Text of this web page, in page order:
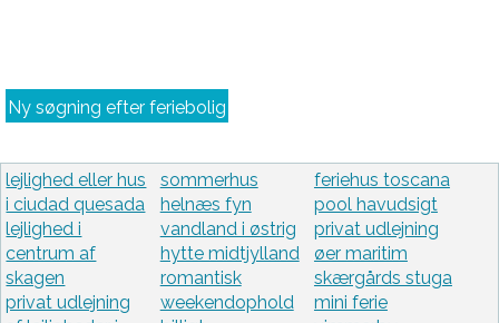
Ny søgning efter feriebolig
lejlighed eller hus
i ciudad quesada
lejlighed i
centrum af
skagen
privat udlejning
sommerhus
helnæs fyn
vandland i østrig
hytte midtjylland
romantisk
weekendophold
feriehus toscana
pool havudsigt
privat udlejning
øer maritim
skærgårds stuga
mini ferie